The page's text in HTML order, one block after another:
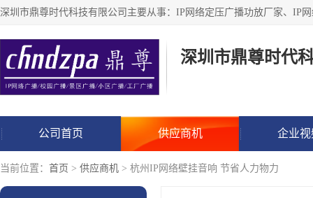
深圳市鼎尊时代
公司首页 供应商机 企业视
当前位置： 首页 > 供应商机 > 杭州IP网络壁挂音响 节省人力物力